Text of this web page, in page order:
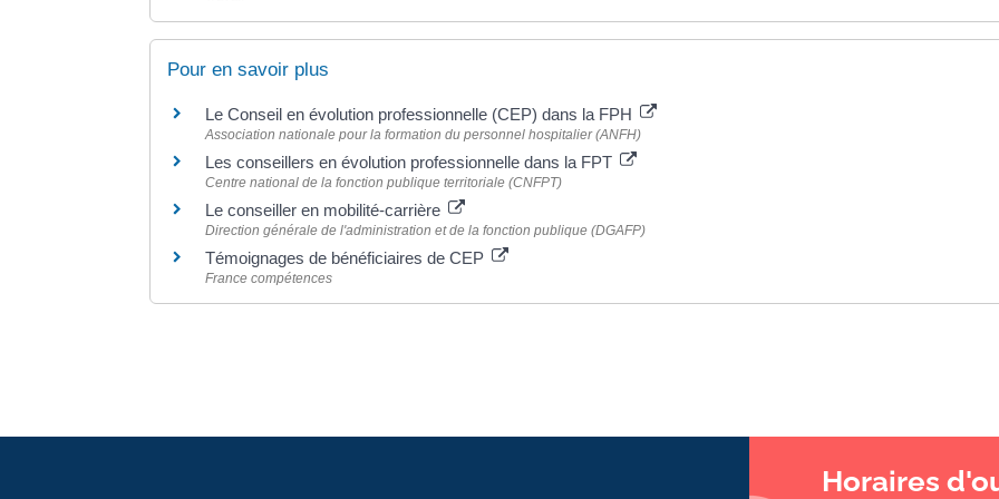
Pour en savoir plus
Le Conseil en évolution professionnelle (CEP) dans la FPH
Association nationale pour la formation du personnel hospitalier (ANFH)
Les conseillers en évolution professionnelle dans la FPT
Centre national de la fonction publique territoriale (CNFPT)
Le conseiller en mobilité-carrière
Direction générale de l'administration et de la fonction publique (DGAFP)
Témoignages de bénéficiaires de CEP
France compétences
Horaires